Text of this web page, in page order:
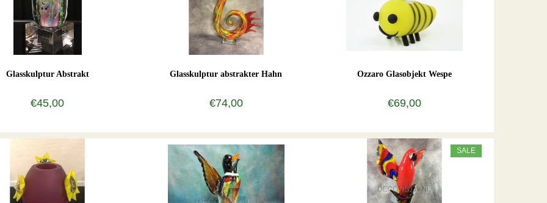
Glasskulptur Abstrakt
€45,00
Glasskulptur abstrakter Hahn
€74,00
Ozzaro Glasobjekt Wespe
€69,00
SALE